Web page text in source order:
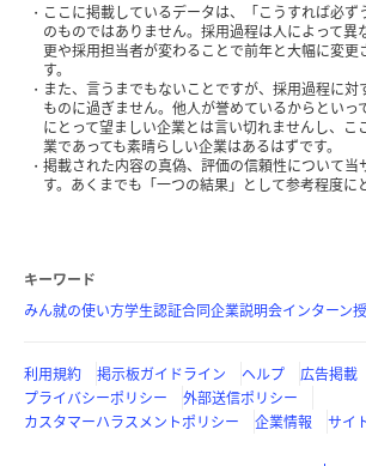
ここに掲載しているデータは、「こうすれば必
のものではありません。採用過程は人によって異
更や採用担当者が変わることで前年と大幅に変更
す。
また、言うまでもないことですが、採用過程に対
ものに過ぎません。他人が誉めているからといっ
にとって望ましい企業とは言い切れませんし、こ
業であっても素晴らしい企業はあるはずです。
掲載された内容の真偽、評価の信頼性について当
す。あくまでも「一つの結果」として参考程度に
キーワード
みん就の使い方学生認証合同企業説明会インターン
利用規約 掲示板ガイドライン ヘルプ 広告掲載
プライバシーポリシー
外部送信ポリシー
カスタマーハラスメントポリシー
企業情報 サイ